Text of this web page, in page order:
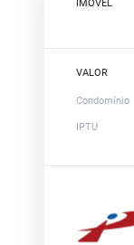
IMOVEL
VALOR
Condomínio
IPTU